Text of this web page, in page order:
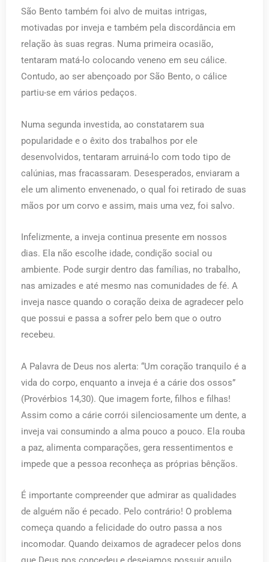
São Bento também foi alvo de muitas intrigas,
motivadas por inveja e também pela discordância em
relação às suas regras. Numa primeira ocasião,
tentaram matá-lo colocando veneno em seu cálice.
Contudo, ao ser abençoado por São Bento, o cálice
partiu-se em vários pedaços.
Numa segunda investida, ao constatarem sua
popularidade e o êxito dos trabalhos por ele
desenvolvidos, tentaram arruiná-lo com todo tipo de
calúnias, mas fracassaram. Desesperados, enviaram a
ele um alimento envenenado, o qual foi retirado de suas
mãos por um corvo e assim, mais uma vez, foi salvo.
Infelizmente, a inveja continua presente em nossos
dias. Ela não escolhe idade, condição social ou
ambiente. Pode surgir dentro das famílias, no trabalho,
nas amizades e até mesmo nas comunidades de fé. A
inveja nasce quando o coração deixa de agradecer pelo
que possui e passa a sofrer pelo bem que o outro
recebeu.
A Palavra de Deus nos alerta: “Um coração tranquilo é a
vida do corpo, enquanto a inveja é a cárie dos ossos”
(Provérbios 14,30). Que imagem forte, filhos e filhas!
Assim como a cárie corrói silenciosamente um dente, a
inveja vai consumindo a alma pouco a pouco. Ela rouba
a paz, alimenta comparações, gera ressentimentos e
impede que a pessoa reconheça as próprias bênçãos.
É importante compreender que admirar as qualidades
de alguém não é pecado. Pelo contrário! O problema
começa quando a felicidade do outro passa a nos
incomodar. Quando deixamos de agradecer pelos dons